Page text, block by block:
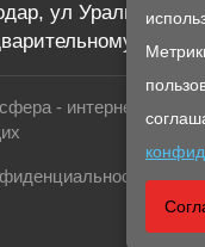
ул Уральская,
- интернет